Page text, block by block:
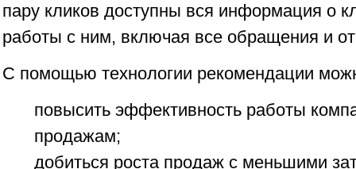
пару кликов доступны вся информация о
работы с ним, включая все обращения и
С помощью технологии рекомендации
повысить эффективность работы
продажам;
добиться роста продаж с меньшими